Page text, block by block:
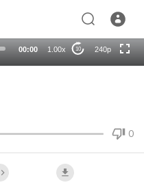
00:00 1.00x 10 240p
HD
0